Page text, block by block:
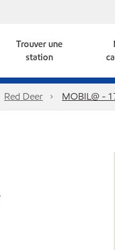
Trouver une
station
Red Deer MOBIL@ -